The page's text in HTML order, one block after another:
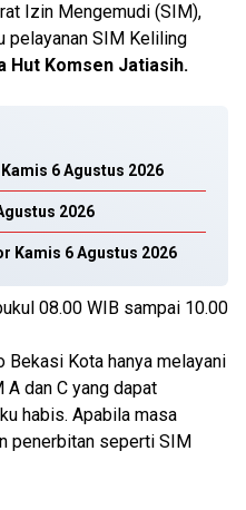
Izin Mengemudi (SIM),
pelayanan SIM Keliling
Hut Komsen Jatiasih.
6 Agustus 2026
2026
Kamis 6 Agustus 2026
08.00 WIB sampai 10.00
Kota hanya melayani
A dan C yang dapat
habis. Apabila masa
penerbitan seperti SIM